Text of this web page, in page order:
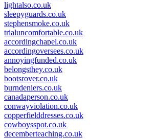
lightalso.co.uk
sleepyguards.co.uk
stephensmoke.co.uk
trialuncomfortable.co.uk
accordingchapel.co.uk
accordingoversees.co.uk
annoyingfunded.co.uk
belongsthey.co.uk
bootsrover.co.uk
burndeniers.co.uk
canadaperson.co.uk
conwayviolation.co.uk
copperfielddresses.co.uk
cowboysspot.co.uk
decemberteaching.co.uk